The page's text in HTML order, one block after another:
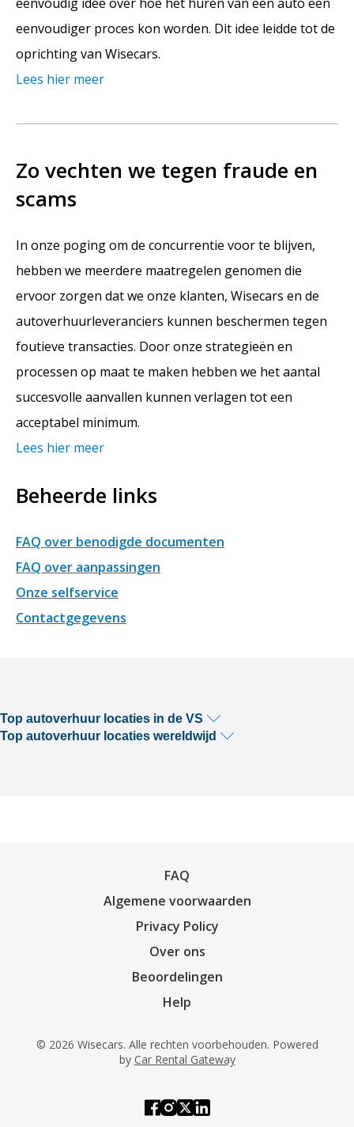
eenvoudiger proces kon worden. Dit idee leidde tot de
oprichting van Wisecars.
Lees hier meer
Zo vechten we tegen fraude en
scams
In onze poging om de concurrentie voor te blijven,
hebben we meerdere maatregelen genomen die
ervoor zorgen dat we onze klanten, Wisecars en de
autoverhuurleveranciers kunnen beschermen tegen
foutieve transacties. Door onze strategieën en
processen op maat te maken hebben we het aantal
succesvolle aanvallen kunnen verlagen tot een
acceptabel minimum.
Lees hier meer
Beheerde links
FAQ over benodigde documenten
FAQ over aanpassingen
Onze selfservice
Contactgegevens
Top autoverhuur locaties in de VS
Top autoverhuur locaties wereldwijd
FAQ
Algemene voorwaarden
Privacy Policy
Over ons
Beoordelingen
Help
© 2026 Wisecars. Alle rechten voorbehouden. Powered
by Car Rental Gateway